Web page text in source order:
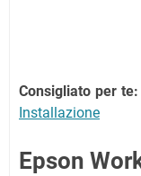
Consigliato per te:
Installazione
Epson